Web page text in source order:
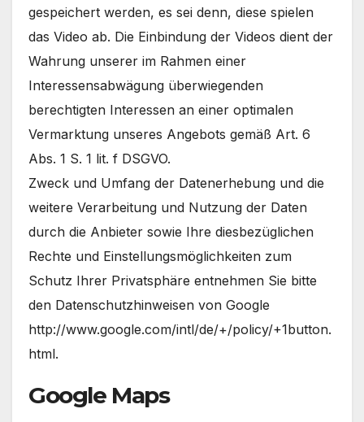
gespeichert werden, es sei denn, diese spielen
das Video ab. Die Einbindung der Videos dient der
Wahrung unserer im Rahmen einer
Interessensabwägung überwiegenden
berechtigten Interessen an einer optimalen
Vermarktung unseres Angebots gemäß Art. 6
Abs. 1 S. 1 lit. f DSGVO.
Zweck und Umfang der Datenerhebung und die
weitere Verarbeitung und Nutzung der Daten
durch die Anbieter sowie Ihre diesbezüglichen
Rechte und Einstellungsmöglichkeiten zum
Schutz Ihrer Privatsphäre entnehmen Sie bitte
den Datenschutzhinweisen von Google
http://www.google.com/intl/de/+/policy/+1button.
html.
Google Maps